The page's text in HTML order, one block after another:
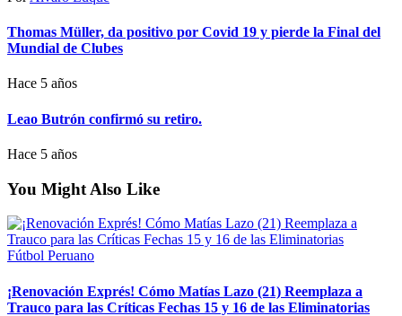
Thomas Müller, da positivo por Covid 19 y pierde la Final del
Mundial de Clubes
Hace 5 años
Leao Butrón confirmó su retiro.
Hace 5 años
You Might Also Like
Fútbol Peruano
¡Renovación Exprés! Cómo Matías Lazo (21) Reemplaza a
Trauco para las Críticas Fechas 15 y 16 de las Eliminatorias